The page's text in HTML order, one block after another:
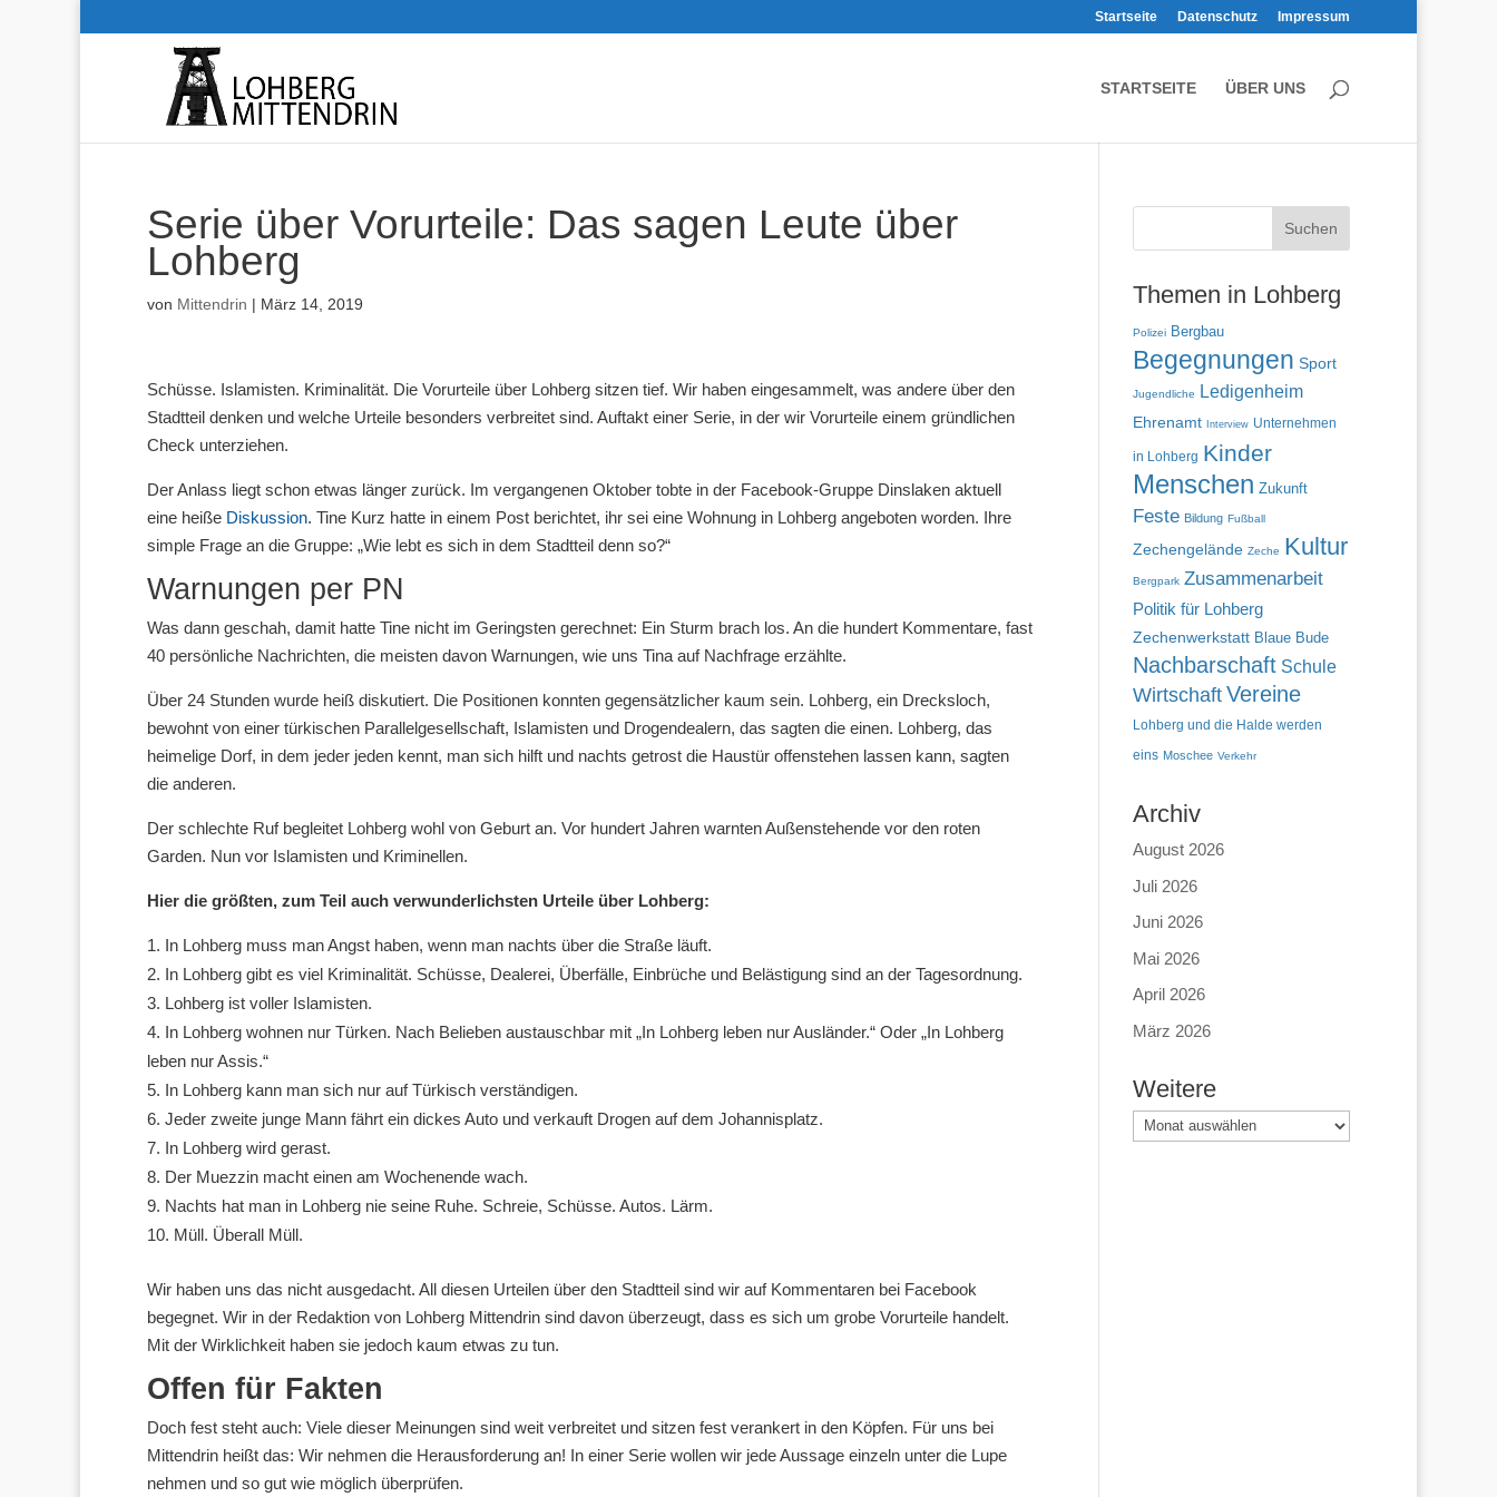
Startseite Datenschutz Impressum
STARTSEITE ÜBER UNS
Serie über Vorurteile: Das sagen Leute über
Lohberg
von Mittendrin | März 14, 2019
Schüsse. Islamisten. Kriminalität. Die Vorurteile über Lohberg sitzen tief. Wir haben eingesammelt, was andere über den
Stadtteil denken und welche Urteile besonders verbreitet sind. Auftakt einer Serie, in der wir Vorurteile einem gründlichen
Check unterziehen.
Der Anlass liegt schon etwas länger zurück. Im vergangenen Oktober tobte in der Facebook-Gruppe Dinslaken aktuell
eine heiße Diskussion. Tine Kurz hatte in einem Post berichtet, ihr sei eine Wohnung in Lohberg angeboten worden. Ihre
simple Frage an die Gruppe: „Wie lebt es sich in dem Stadtteil denn so?“
Warnungen per PN
Was dann geschah, damit hatte Tine nicht im Geringsten gerechnet: Ein Sturm brach los. An die hundert Kommentare, fast
40 persönliche Nachrichten, die meisten davon Warnungen, wie uns Tina auf Nachfrage erzählte.
Über 24 Stunden wurde heiß diskutiert. Die Positionen konnten gegensätzlicher kaum sein. Lohberg, ein Drecksloch,
bewohnt von einer türkischen Parallelgesellschaft, Islamisten und Drogendealern, das sagten die einen. Lohberg, das
heimelige Dorf, in dem jeder jeden kennt, man sich hilft und nachts getrost die Haustür offenstehen lassen kann, sagten
die anderen.
Der schlechte Ruf begleitet Lohberg wohl von Geburt an. Vor hundert Jahren warnten Außenstehende vor den roten
Garden. Nun vor Islamisten und Kriminellen.
Hier die größten, zum Teil auch verwunderlichsten Urteile über Lohberg:
In Lohberg muss man Angst haben, wenn man nachts über die Straße läuft.
In Lohberg gibt es viel Kriminalität. Schüsse, Dealerei, Überfälle, Einbrüche und Belästigung sind an der Tagesordnung.
Lohberg ist voller Islamisten.
In Lohberg wohnen nur Türken. Nach Belieben austauschbar mit „In Lohberg leben nur Ausländer.“ Oder „In Lohberg
leben nur Assis.“
In Lohberg kann man sich nur auf Türkisch verständigen.
Jeder zweite junge Mann fährt ein dickes Auto und verkauft Drogen auf dem Johannisplatz.
In Lohberg wird gerast.
Der Muezzin macht einen am Wochenende wach.
Nachts hat man in Lohberg nie seine Ruhe. Schreie, Schüsse. Autos. Lärm.
Müll. Überall Müll.
Wir haben uns das nicht ausgedacht. All diesen Urteilen über den Stadtteil sind wir auf Kommentaren bei Facebook
begegnet. Wir in der Redaktion von Lohberg Mittendrin sind davon überzeugt, dass es sich um grobe Vorurteile handelt.
Mit der Wirklichkeit haben sie jedoch kaum etwas zu tun.
Offen für Fakten
Doch fest steht auch: Viele dieser Meinungen sind weit verbreitet und sitzen fest verankert in den Köpfen. Für uns bei
Mittendrin heißt das: Wir nehmen die Herausforderung an! In einer Serie wollen wir jede Aussage einzeln unter die Lupe
nehmen und so gut wie möglich überprüfen.
Themen in Lohberg
Polizei Bergbau
Begegnungen Sport
Jugendliche Ledigenheim
Ehrenamt Interview Unternehmen
in Lohberg Kinder
Menschen Zukunft
Feste Bildung Fußball
Zechengelände Zeche Kultur
Bergpark Zusammenarbeit
Politik für Lohberg
Zechenwerkstatt Blaue Bude
Nachbarschaft Schule
Wirtschaft Vereine
Lohberg und die Halde werden
eins Moschee Verkehr
Archiv
August 2026
Juli 2026
Juni 2026
Mai 2026
April 2026
März 2026
Weitere
Weitere